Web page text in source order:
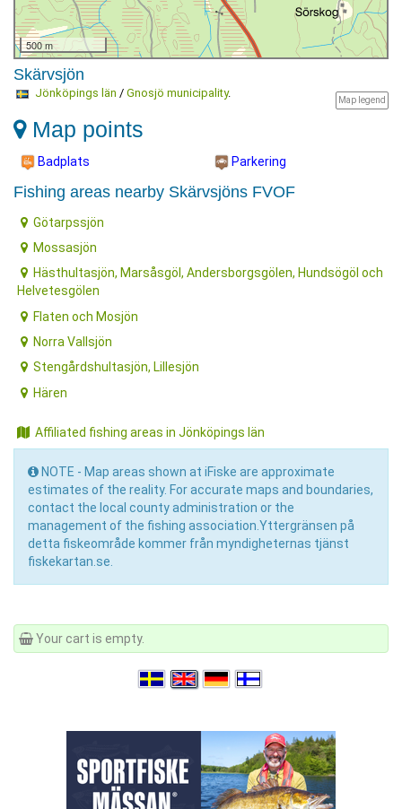
500 m
Skärvsjön
Map legend
Jönköpings län / Gnosjö municipality.
Map points
Badplats Parkering
Fishing areas nearby Skärvsjöns FVOF
Götarpssjön
Mossasjön
Hästhultasjön, Marsåsgöl, Andersborgsgölen, Hundsögöl och
Helvetesgölen
Flaten och Mosjön
Norra Vallsjön
Stengårdshultasjön, Lillesjön
Hären
Affiliated fishing areas in Jönköpings län
NOTE - Map areas shown at iFiske are approximate
estimates of the reality. For accurate maps and boundaries,
contact the local county administration or the
management of the fishing association.Yttergränsen på
detta fiskeområde kommer från myndigheternas tjänst
fiskekartan.se.
Your cart is empty.